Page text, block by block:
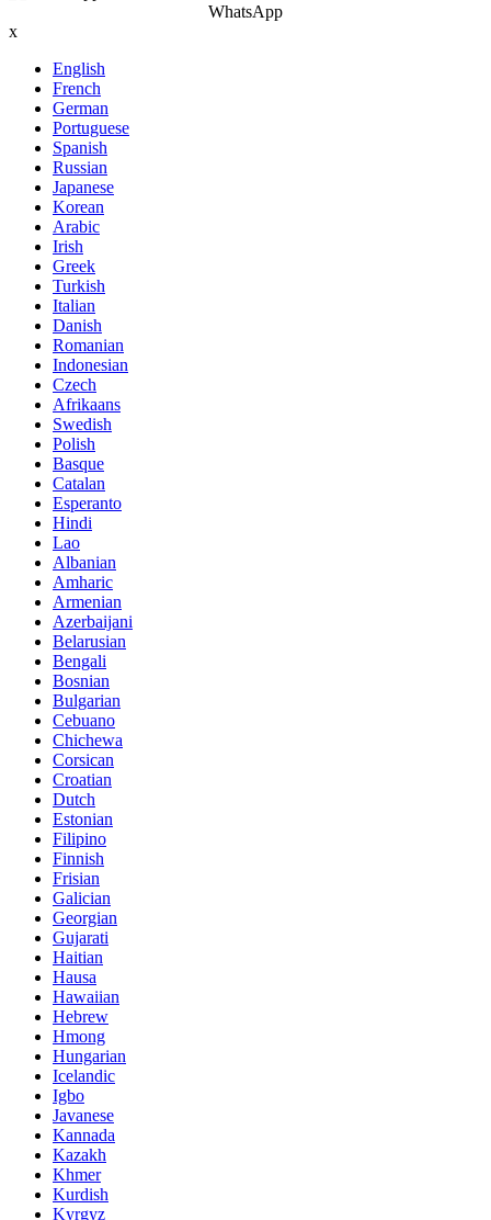
WhatsApp
x
English
French
German
Portuguese
Spanish
Russian
Japanese
Korean
Arabic
Irish
Greek
Turkish
Italian
Danish
Romanian
Indonesian
Czech
Afrikaans
Swedish
Polish
Basque
Catalan
Esperanto
Hindi
Lao
Albanian
Amharic
Armenian
Azerbaijani
Belarusian
Bengali
Bosnian
Bulgarian
Cebuano
Chichewa
Corsican
Croatian
Dutch
Estonian
Filipino
Finnish
Frisian
Galician
Georgian
Gujarati
Haitian
Hausa
Hawaiian
Hebrew
Hmong
Hungarian
Icelandic
Igbo
Javanese
Kannada
Kazakh
Khmer
Kurdish
Kyrgyz